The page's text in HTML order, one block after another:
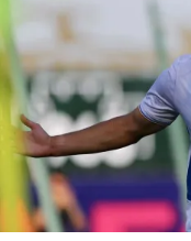
ЧС-2026
ФУТЗАЛ
ІНШІ
БУКМЕКЕРИ